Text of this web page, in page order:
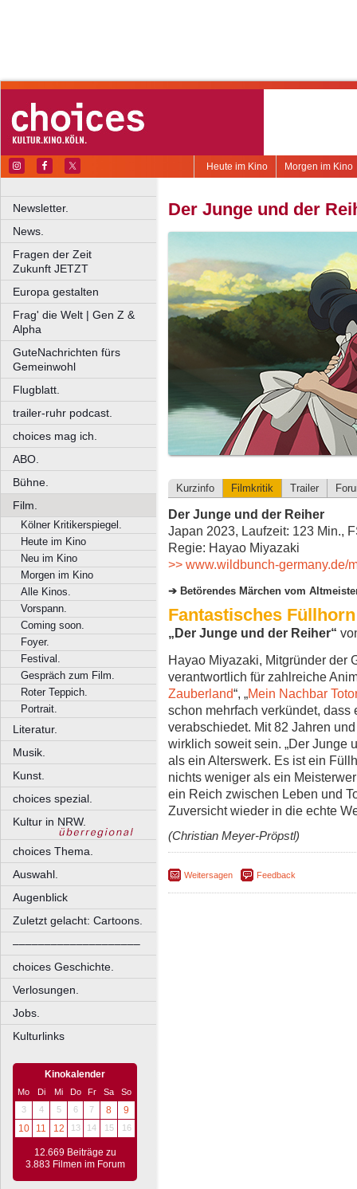
Morgen im Kino
Heute im Kino
Newsletter.
News.
Fragen der Zeit
Zukunft JETZT
Europa gestalten
Frag' die Welt | Gen Z &
Alpha
GuteNachrichten fürs
Gemeinwohl
Flugblatt.
trailer-ruhr podcast.
choices mag ich.
ABO.
Bühne.
Film.
Kölner Kritikerspiegel.
Heute im Kino
Neu im Kino
Morgen im Kino
Alle Kinos.
Vorspann.
Coming soon.
Foyer.
Festival.
Gespräch zum Film.
Roter Teppich.
Portrait.
Literatur.
Musik.
Kunst.
choices spezial.
Kultur in NRW.
choices Thema.
Auswahl.
Augenblick
Zuletzt gelacht: Cartoons.
––––––––––––––––––––
choices Geschichte.
Verlosungen.
Jobs.
Kulturlinks
Kinokalender
Mo Di Mi Do Fr Sa
So
3
4 5 6 7 8
9
10
11 12 13 14 15 16
12.669 Beiträge zu
3.883 Filmen im Forum
Der Junge und der
Kurzinfo Filmkritik Trailer
Der Junge und der Reiher
Japan 2023, Laufzeit: 123 Min.,
Regie: Hayao Miyazaki
>> www.wildbunch-germany.de/
Betörendes Märchen vom
Fantastisches Füllhorn
„Der Junge und der Reiher“
Hayao Miyazaki, Mitgründer der
verantwortlich für zahlreiche
Zauberland“, „Mein Nachbar
schon mehrfach verkündet, dass
verabschiedet. Mit 82 Jahren
wirklich soweit sein. „Der Junge
als ein Alterswerk. Es ist ein
nichts weniger als ein
ein Reich zwischen Leben und
Zuversicht wieder in die echte
(Christian Meyer-Pröpstl)
Weitersagen Feedback